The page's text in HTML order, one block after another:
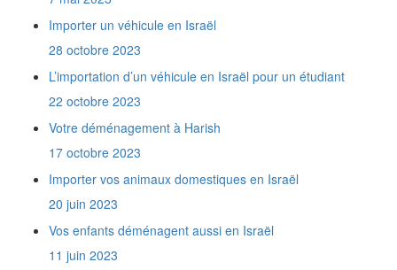
Quel lien y a t'il entre l'Agence Juive et le
Ministère de l'Intégration ?
prises avec moi en France il y a un an et demi.
Est-ce que je vais payer des taxes de douane
Comment communiquer mes nouvelles
coordonnées à l'Administration Française ?
Quelles sont les coordonnées du consulat
français en Israël ?
Quelles sont les coordonnées du Ministère
de l'Intégration ?
De combien de temps dispose t'on pour
s'inscrire à l'assurance maladie ?
Importer un véhicule en Israël
28 octobre 2023
L’importation d’un véhicule en Israël pour un étudiant
22 octobre 2023
Votre déménagement à Harish
17 octobre 2023
Importer vos animaux domestiques en Israël
20 juin 2023
Vos enfants déménagent aussi en Israël
11 juin 2023